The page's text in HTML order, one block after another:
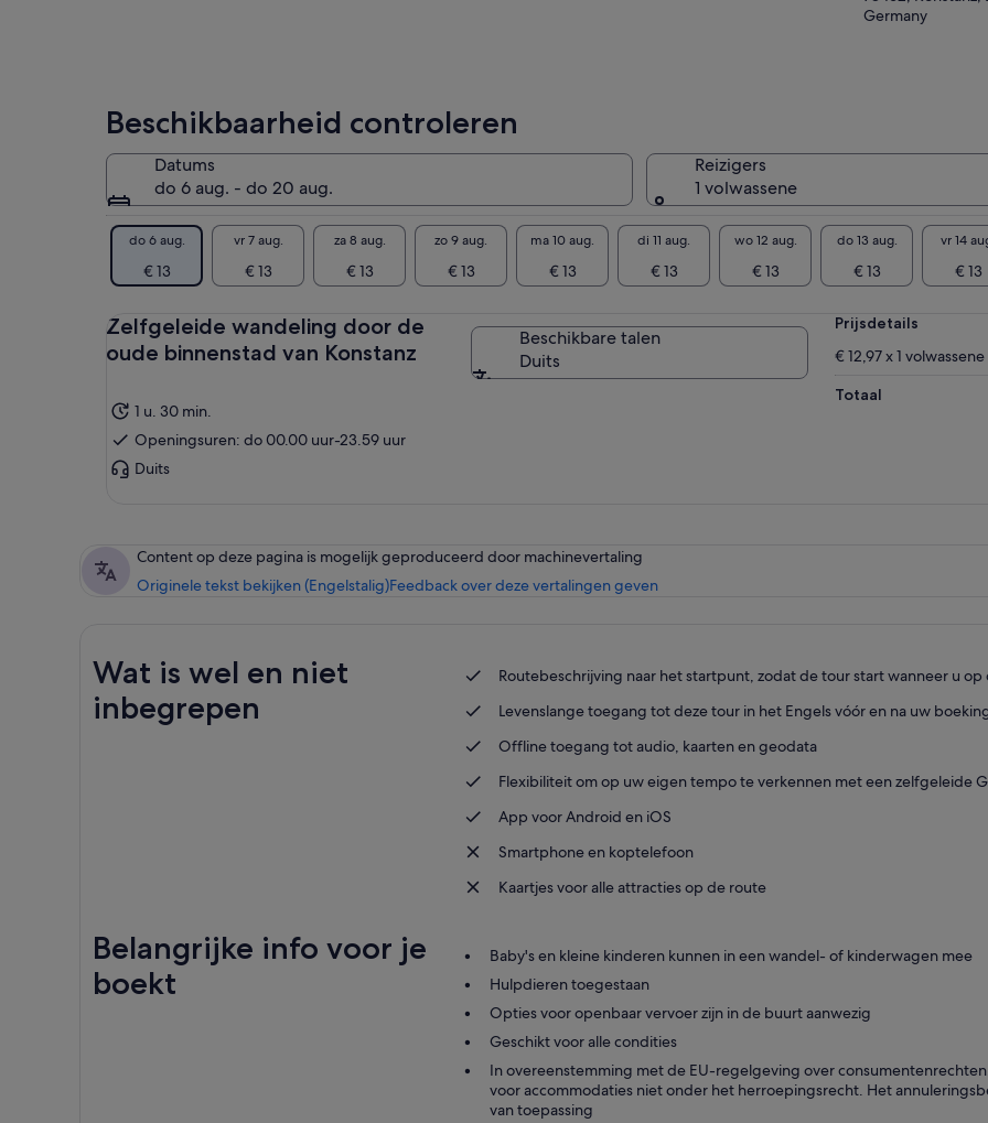
steden van Zuid-Duitsland, allemaal in uw eigen
Germany
Beschikbaarheid controleren
Datums
do 6 aug. - do 20 aug.
Reizigers
1 volwassene
do 6 aug.
€ 13
vr 7 aug.
€ 13
za 8 aug.
€ 13
zo 9 aug.
€ 13
ma 10 aug.
€ 13
di 11 aug.
€ 13
wo 12 aug.
€ 13
do 13 aug.
€ 13
vr 14
€ 13
Zelfgeleide wandeling door de
oude binnenstad van Konstanz
1 u. 30 min.
Openingsuren: do 00.00 uur-23.59 uur
Duits
Beschikbare talen
Duits
Prijsdetails
€ 12,97 x 1 volwassene
Totaal
Content op deze pagina is mogelijk geproduceerd door machinevertaling
Originele tekst bekijken (Engelstalig)Feedback over deze vertalingen gevenOpent
Wat is wel en niet
inbegrepen
Routebeschrijving naar het startpunt, zodat de tour start wanneer u
Levenslange toegang tot deze tour in het Engels vóór en na uw
Offline toegang tot audio, kaarten en geodata
Flexibiliteit om op uw eigen tempo te verkennen met een zelfgeleide
App voor Android en iOS
Smartphone en koptelefoon
Kaartjes voor alle attracties op de route
Belangrijke info voor je
boekt
Baby's en kleine kinderen kunnen in een wandel- of kinderwagen mee
Hulpdieren toegestaan
Opties voor openbaar vervoer zijn in de buurt aanwezig
Geschikt voor alle condities
In overeenstemming met de EU-regelgeving over
voor accommodaties niet onder het herroepingsrecht. Het
van toepassing